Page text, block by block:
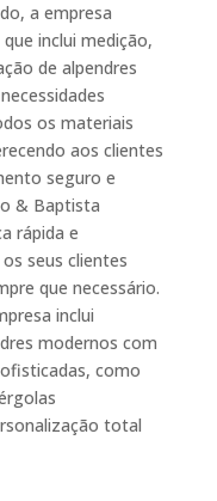
a empresa
inclui medição,
de alpendres
os materiais
aos clientes
seguro e
& Baptista
rápida e
seus clientes
que necessário.
inclui
modernos com
como
total